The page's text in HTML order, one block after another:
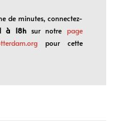
de minutes, connectez-
à 18hsur notre page
pour cette